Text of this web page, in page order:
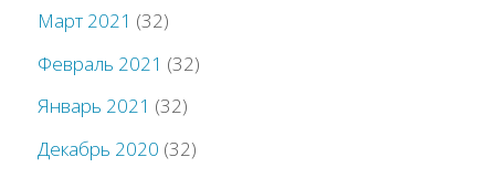
Март 2021 (32)
Февраль 2021 (32)
Январь 2021 (32)
Декабрь 2020 (32)